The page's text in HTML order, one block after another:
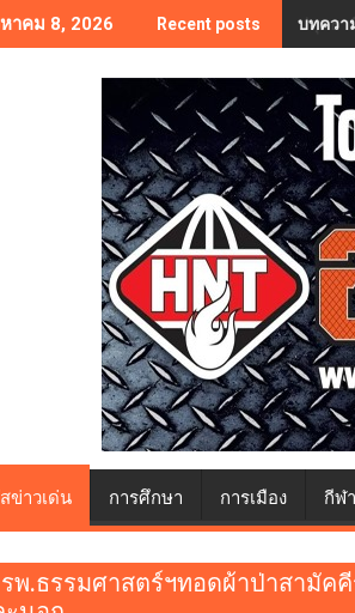
หาคม 8, 2026 Recent posts บทควา
ข่าวเด่น การศึกษา การเมือง กีฬา
พ.ธรรมศาสตร์ฯทอดผ้าป่าสามั